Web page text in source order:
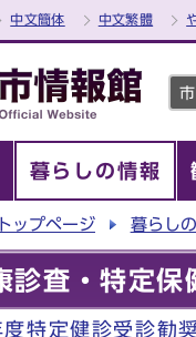
中文簡体 中文繁體
暮らしの情報
トップページ 暮らし
診査・特定保
特定健診受診勧